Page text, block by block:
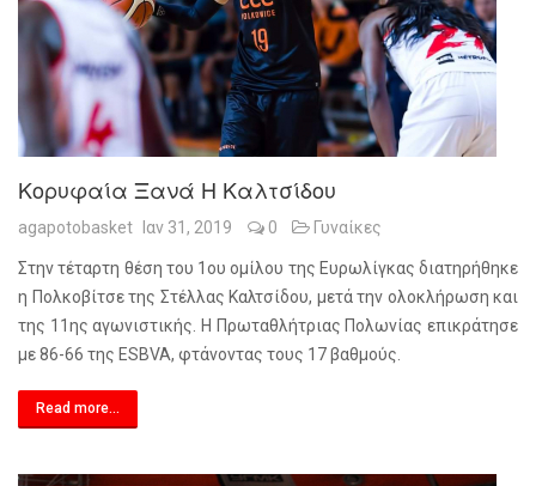
Κορυφαία Ξανά Η Καλτσίδου
agapotobasket Ιαν 31, 2019 0 Γυναίκες
Στην τέταρτη θέση του 1ου ομίλου της Ευρωλίγκας διατηρήθηκε
η Πολκοβίτσε της Στέλλας Καλτσίδου, μετά την ολοκλήρωση και
της 11ης αγωνιστικής. Η Πρωταθλήτριας Πολωνίας επικράτησε
με 86-66 της ESBVA, φτάνοντας τους 17 βαθμούς.
Read more...